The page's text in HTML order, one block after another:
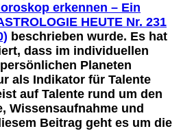
erkennen – Ein
HEUTE Nr. 231
beschrieben wurde. Es hat
dass im individuellen
Planeten
als Indikator für Talente
auf Talente rund um den
Wissensaufnahme und
Beitrag geht es um die